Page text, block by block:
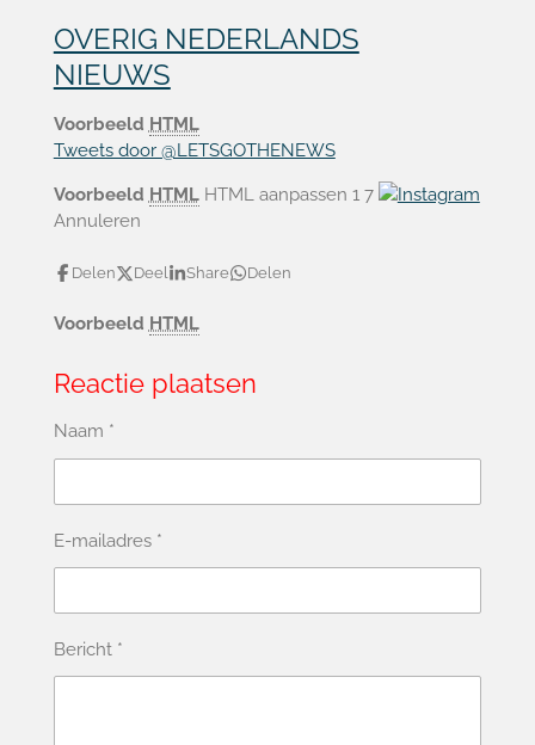
OVERIG NEDERLANDS
NIEUWS
Voorbeeld HTML
Tweets door @LETSGOTHENEWS
Voorbeeld HTMLHTML aanpassen 1 7
Annuleren
Delen Deel Share Delen
Voorbeeld HTML
Reactie plaatsen
Naam *
E-mailadres *
Bericht *